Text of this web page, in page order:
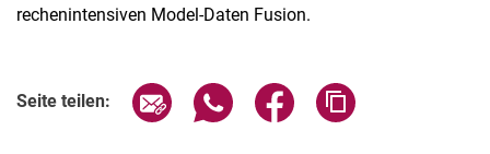
rechenintensiven Model-Daten Fusion.
Seite teilen: Seite über E-Mail teilen
Seite über WhatsApp teilen
Seite über Facebook